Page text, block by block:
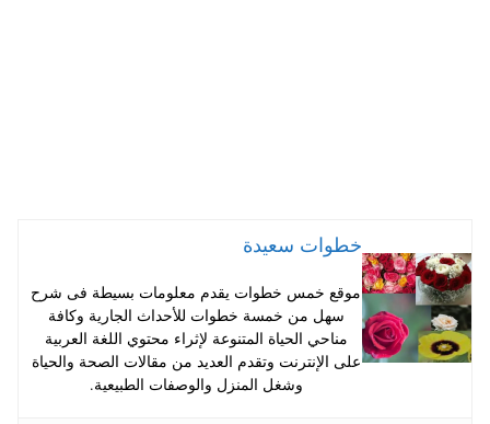
خطوات سعيدة
موقع خمس خطوات يقدم معلومات بسيطة فى شرح
سهل من خمسة خطوات للأحداث الجارية وكافة
مناحي الحياة المتنوعة لإثراء محتوي اللغة العربية
على الإنترنت وتقدم العديد من مقالات الصحة والحياة
وشغل المنزل والوصفات الطبيعية.